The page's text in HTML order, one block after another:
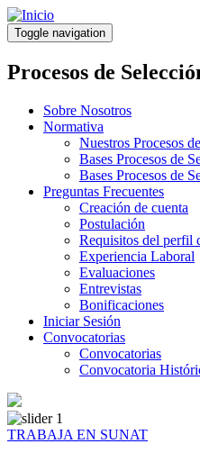
Pasar
al
contenido
principal
Toggle navigation
Procesos de
Sobre Nosotros
Normativa
Nuestros Procesos
Bases Procesos de
Bases Procesos de
Preguntas Frecuentes
Creación de cuenta
Postulación
Requisitos del perfil
Experiencia Laboral
Evaluaciones
Entrevistas
Bonificaciones
Iniciar Sesión
Convocatorias
Convocatorias
Convocatoria
TRABAJA EN SUNAT